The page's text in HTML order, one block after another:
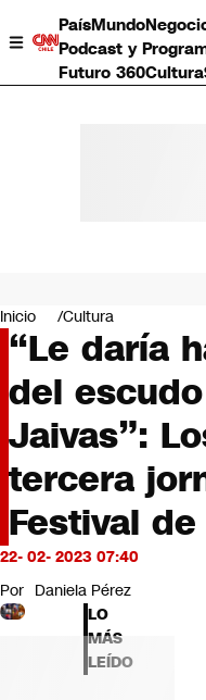
PaísMundo
Podcast y
Futuro 360Cultura
Negocios
Deportes
Programas completos
Cultura
Servicios
Bits
CNN tiempo
Futuro 360
Opinión
Inicio Cultura
“Le daría
del
Jaivas”:
tercera
Festival
22- 02- 2023 07:40
Por Daniela Pérez
LO
MÁS
LEÍDO